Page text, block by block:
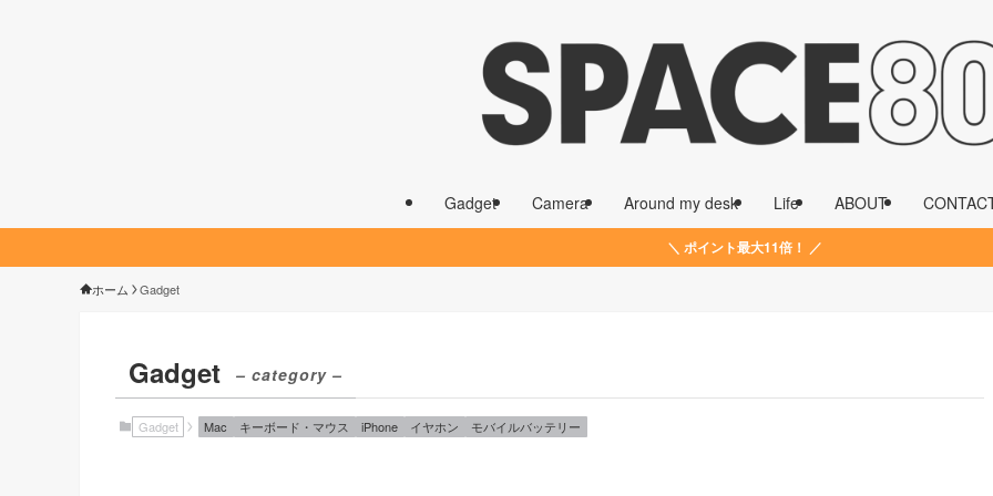
Gadget Camera Around my desk Life ABOUT
＼ ポイント最大11倍！ ／
ホーム Gadget
Gadget – category –
Gadget Mac キーボード・マウス iPhone イヤホン モバイルバッテリー